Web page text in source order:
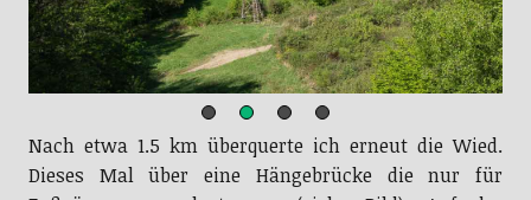
Nach etwa 1.5 km überquerte ich erneut die Wied.
Dieses Mal über eine Hängebrücke die nur für